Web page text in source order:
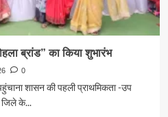
ब्रांड” का किया शुभारंभ
0
शासन की पहली प्राथमिकता -उप
जिले के...